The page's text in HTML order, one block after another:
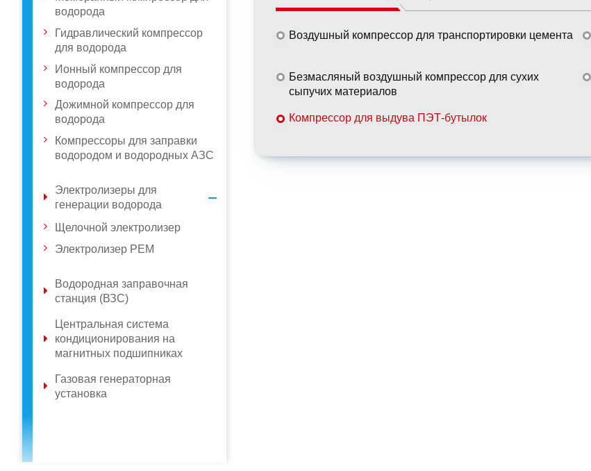
Воздушный компрессор для транспортировки цемента
Безмасляный воздушный компрессор для сухих
сыпучих материалов
Компрессор для выдува ПЭТ-бутылок
водорода
Гидравлический компрессор
для водорода
Ионный компрессор для
водорода
Дожимной компрессор для
водорода
Компрессоры для заправки
водородом и водородных АЗС
Электролизеры для
генерации водорода
Щелочной электролизер
Электролизер PEM
Водородная заправочная
станция (ВЗС)
Центральная система
кондиционирования на
магнитных подшипниках
Газовая генераторная
установка